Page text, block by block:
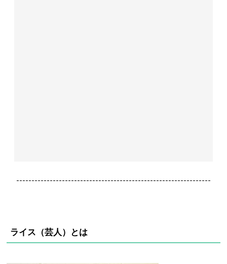
----------------------------------------------------------------
ライス（芸人）とは